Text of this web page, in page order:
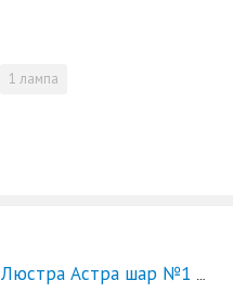
1 лампа
Люстра Астра шар №1 Чайная белая